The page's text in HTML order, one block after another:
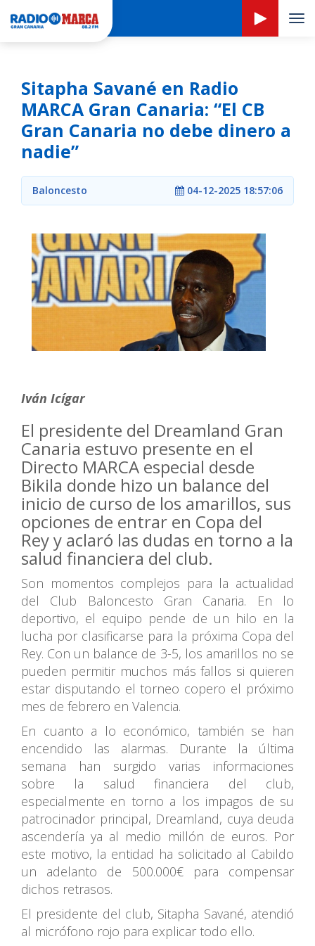
Sitapha Savané en Radio
MARCA Gran Canaria: “El CB
Gran Canaria no debe dinero a
nadie”
Baloncesto 04-12-2025 18:57:06
Iván Icígar
El presidente del Dreamland Gran
Canaria estuvo presente en el
Directo MARCA especial desde
Bikila donde hizo un balance del
inicio de curso de los amarillos, sus
opciones de entrar en Copa del
Rey y aclaró las dudas en torno a la
salud financiera del club.
Son momentos complejos para la actualidad
del Club Baloncesto Gran Canaria. En lo
deportivo, el equipo pende de un hilo en la
lucha por clasificarse para la próxima Copa del
Rey. Con un balance de 3-5, los amarillos no se
pueden permitir muchos más fallos si quieren
estar disputando el torneo copero el próximo
mes de febrero en Valencia.
En cuanto a lo económico, también se han
encendido las alarmas. Durante la última
semana han surgido varias informaciones
sobre la salud financiera del club,
especialmente en torno a los impagos de su
patrocinador principal, Dreamland, cuya deuda
ascendería ya al medio millón de euros. Por
este motivo, la entidad ha solicitado al Cabildo
un adelanto de 500.000€ para compensar
dichos retrasos.
El presidente del club, Sitapha Savané, atendió
al micrófono rojo para explicar todo ello.